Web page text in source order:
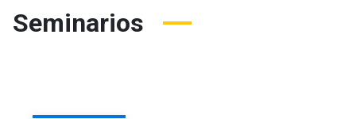
Seminarios